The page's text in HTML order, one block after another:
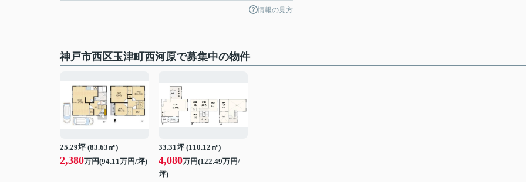
情報の見方
神戸市西区玉津町西河原で募集中の物件
25.29坪 (83.63㎡)
2,380万円(94.11万円/坪)
33.31坪 (110.12㎡)
4,080万円(122.49万円/
坪)